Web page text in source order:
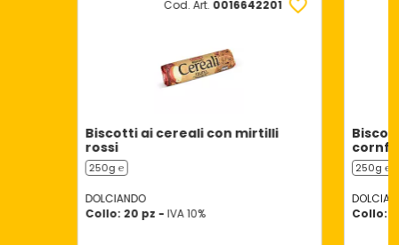
Cod. Art. 0016642201
Biscotti ai cereali con mirtilli
rossi
250g ℮
DOLCIANDO
Collo: 20 pz - IVA 10%
250g ℮
Collo: